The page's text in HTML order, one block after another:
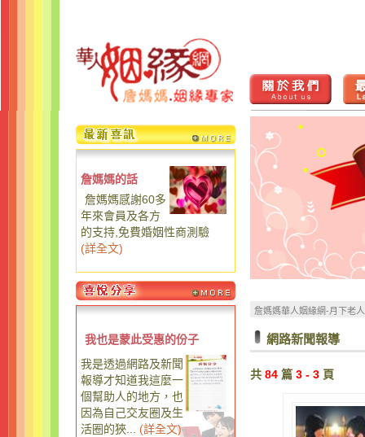
詹媽媽的話
詹媽媽感謝60多
年來會員及各方
的支持,免費婚姻性商測驗
(詳全文)
我也是蒙此受惠的份子
我是透過網路及新聞
報導才知道我這麼一
個幫助人的地方，也
因為自己交友圈及生
活圈的狹...
(詳全文)
詹媽媽華人姻緣網-月下老
網路新聞報導
共 84 篇 3 - 3 頁